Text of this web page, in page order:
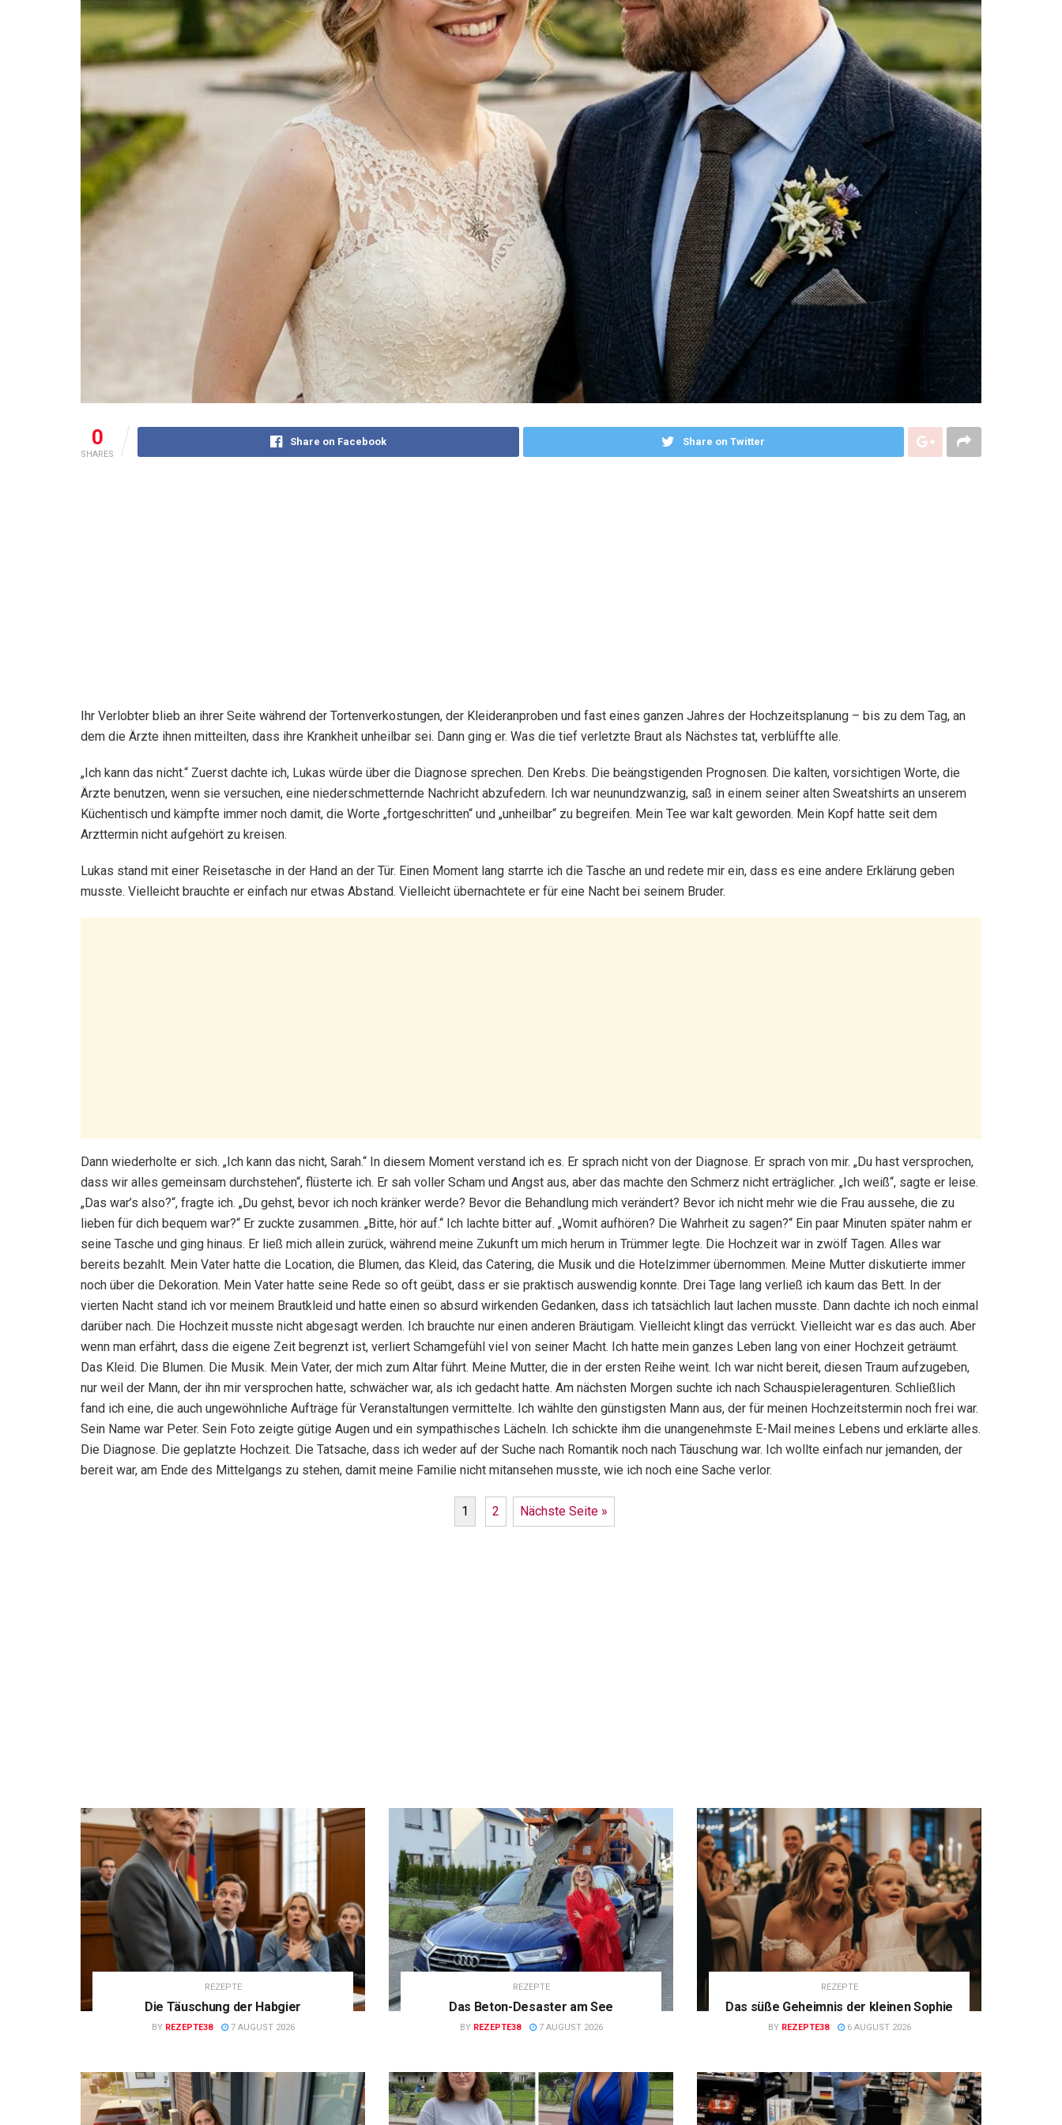
0
SHARES
Share on Facebook Share on Twitter
Ihr Verlobter blieb an ihrer Seite während der Tortenverkostungen, der Kleideranproben und fast eines ganzen Jahres der Hochzeitsplanung – bis zu dem Tag, an
dem die Ärzte ihnen mitteilten, dass ihre Krankheit unheilbar sei. Dann ging er. Was die tief verletzte Braut als Nächstes tat, verblüffte alle.
„Ich kann das nicht.“ Zuerst dachte ich, Lukas würde über die Diagnose sprechen. Den Krebs. Die beängstigenden Prognosen. Die kalten, vorsichtigen Worte, die
Ärzte benutzen, wenn sie versuchen, eine niederschmetternde Nachricht abzufedern. Ich war neunundzwanzig, saß in einem seiner alten Sweatshirts an unserem
Küchentisch und kämpfte immer noch damit, die Worte „fortgeschritten“ und „unheilbar“ zu begreifen. Mein Tee war kalt geworden. Mein Kopf hatte seit dem
Arzttermin nicht aufgehört zu kreisen.
Lukas stand mit einer Reisetasche in der Hand an der Tür. Einen Moment lang starrte ich die Tasche an und redete mir ein, dass es eine andere Erklärung geben
musste. Vielleicht brauchte er einfach nur etwas Abstand. Vielleicht übernachtete er für eine Nacht bei seinem Bruder.
Dann wiederholte er sich. „Ich kann das nicht, Sarah.“ In diesem Moment verstand ich es. Er sprach nicht von der Diagnose. Er sprach von mir. „Du hast versprochen,
dass wir alles gemeinsam durchstehen“, flüsterte ich. Er sah voller Scham und Angst aus, aber das machte den Schmerz nicht erträglicher. „Ich weiß“, sagte er leise.
„Das war’s also?“, fragte ich. „Du gehst, bevor ich noch kränker werde? Bevor die Behandlung mich verändert? Bevor ich nicht mehr wie die Frau aussehe, die zu
lieben für dich bequem war?“ Er zuckte zusammen. „Bitte, hör auf.“ Ich lachte bitter auf. „Womit aufhören? Die Wahrheit zu sagen?“ Ein paar Minuten später nahm er
seine Tasche und ging hinaus. Er ließ mich allein zurück, während meine Zukunft um mich herum in Trümmer legte. Die Hochzeit war in zwölf Tagen. Alles war
bereits bezahlt. Mein Vater hatte die Location, die Blumen, das Kleid, das Catering, die Musik und die Hotelzimmer übernommen. Meine Mutter diskutierte immer
noch über die Dekoration. Mein Vater hatte seine Rede so oft geübt, dass er sie praktisch auswendig konnte. Drei Tage lang verließ ich kaum das Bett. In der
vierten Nacht stand ich vor meinem Brautkleid und hatte einen so absurd wirkenden Gedanken, dass ich tatsächlich laut lachen musste. Dann dachte ich noch einmal
darüber nach. Die Hochzeit musste nicht abgesagt werden. Ich brauchte nur einen anderen Bräutigam. Vielleicht klingt das verrückt. Vielleicht war es das auch. Aber
wenn man erfährt, dass die eigene Zeit begrenzt ist, verliert Schamgefühl viel von seiner Macht. Ich hatte mein ganzes Leben lang von einer Hochzeit geträumt.
Das Kleid. Die Blumen. Die Musik. Mein Vater, der mich zum Altar führt. Meine Mutter, die in der ersten Reihe weint. Ich war nicht bereit, diesen Traum aufzugeben,
nur weil der Mann, der ihn mir versprochen hatte, schwächer war, als ich gedacht hatte. Am nächsten Morgen suchte ich nach Schauspieleragenturen. Schließlich
fand ich eine, die auch ungewöhnliche Aufträge für Veranstaltungen vermittelte. Ich wählte den günstigsten Mann aus, der für meinen Hochzeitstermin noch frei war.
Sein Name war Peter. Sein Foto zeigte gütige Augen und ein sympathisches Lächeln. Ich schickte ihm die unangenehmste E-Mail meines Lebens und erklärte alles.
Die Diagnose. Die geplatzte Hochzeit. Die Tatsache, dass ich weder auf der Suche nach Romantik noch nach Täuschung war. Ich wollte einfach nur jemanden, der
bereit war, am Ende des Mittelgangs zu stehen, damit meine Familie nicht mitansehen musste, wie ich noch eine Sache verlor.
1 2 Nächste Seite »
REZEPTE
Die Täuschung der Habgier
BY REZEPTE38 7 AUGUST 2026
REZEPTE
Das Beton-Desaster am See
BY REZEPTE38 7 AUGUST 2026
REZEPTE
Das süße Geheimnis der kleinen Sophie
BY REZEPTE38 6 AUGUST 2026